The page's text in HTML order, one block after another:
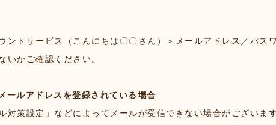
ントサービス（こんにちは〇〇さん）＞メールアドレス／パス
いかご確認ください。
ルアドレスを登録されている場合
対策設定」などによってメールが受信できない場合がございま